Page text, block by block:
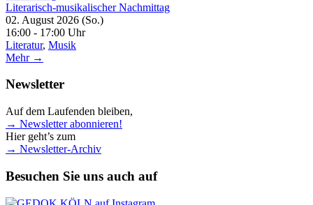
Literarisch-musikalischer Nachmittag
02. August 2026 (So.)
16:00 - 17:00 Uhr
Literatur, Musik
Mehr →
Newsletter
Auf dem Laufenden bleiben,
→ Newsletter abonnieren!
Hier geht’s zum
→ Newsletter-Archiv
Besuchen Sie uns auch auf